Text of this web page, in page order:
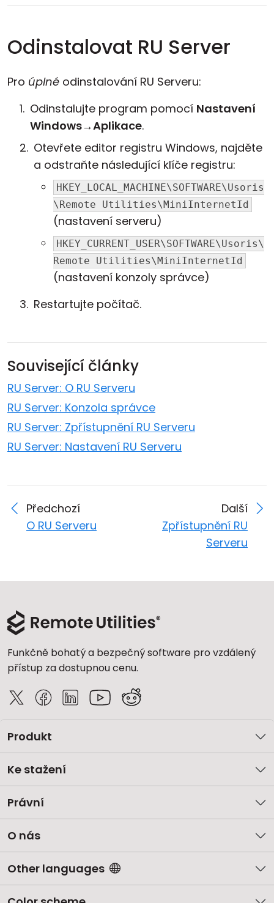
Odinstalovat RU Server
Pro úplné odinstalování RU Serveru:
Odinstalujte program pomocí Nastavení
Windows→Aplikace.
Otevřete editor registru Windows, najděte
a odstraňte následující klíče registru:
HKEY_LOCAL_MACHINE\SOFTWARE\Usoris
\Remote Utilities\MiniInternetId
(nastavení serveru)
HKEY_CURRENT_USER\SOFTWARE\Usoris\
Remote Utilities\MiniInternetId
(nastavení konzoly správce)
Restartujte počítač.
Související články
RU Server: O RU Serveru
RU Server: Konzola správce
RU Server: Zpřístupnění RU Serveru
RU Server: Nastavení RU Serveru
Předchozí
O RU Serveru
Další
Zpřístupnění RU
Serveru
Funkčně bohatý a bezpečný software pro vzdálený
přístup za dostupnou cenu.
Produkt
Ke stažení
Právní
O nás
Other languages